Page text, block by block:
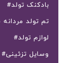
#بادکنک تولد
#تم تولد
#لوازم تولد
#وسایل تزئینی